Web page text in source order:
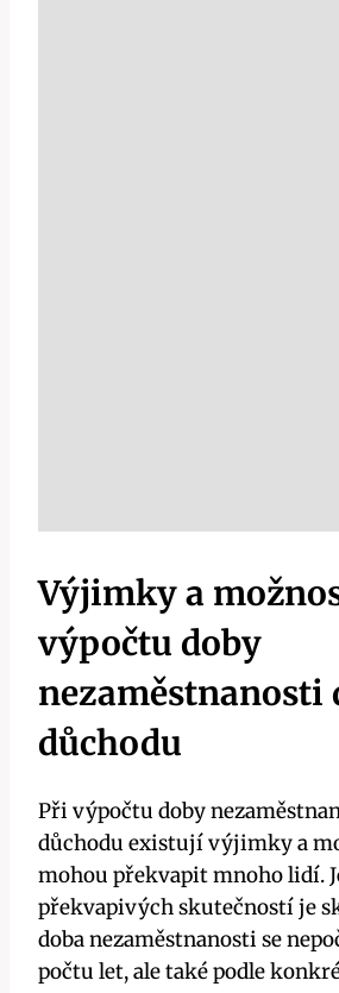
Výjimky a
výpočtu doby
nezaměstnanosti
důchodu
Při výpočtu doby
důchodu existují výjimky a
mohou překvapit mnoho lidí.
překvapivých skutečností je
doba nezaměstnanosti se
počtu let, ale také podle